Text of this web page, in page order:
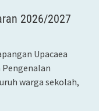
2026/2027
Upacaea
Pengenalan
warga sekolah,